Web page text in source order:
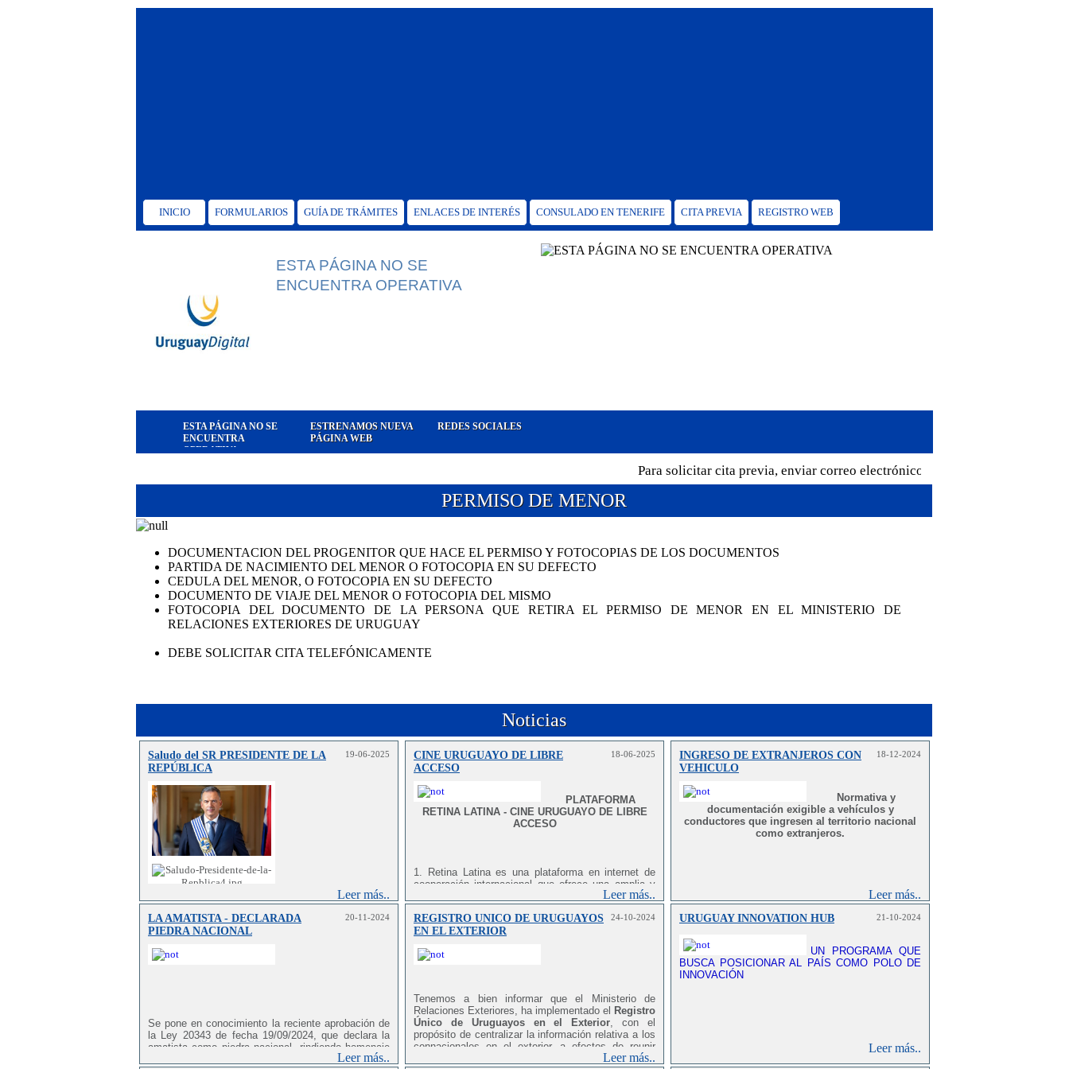
INICIO FORMULARIOS GUÍA DE TRÁMITES ENLACES DE INTERÉS CONSULADO EN TENERIFE CITA PREVIA REGISTRO WEB
ESTA PÁGINA NO SE
ENCUENTRA OPERATIVA
ESTA PÁGINA NO SE
ENCUENTRA
OPERATIVA
ESTRENAMOS NUEVA
PÁGINA WEB
REDES SOCIALES
Para solicitar cita previa, enviar correo electrónico a
PERMISO DE MENOR
DOCUMENTACION DEL PROGENITOR QUE HACE EL PERMISO Y FOTOCOPIAS DE LOS DOCUMENTOS
PARTIDA DE NACIMIENTO DEL MENOR O FOTOCOPIA EN SU DEFECTO
CEDULA DEL MENOR, O FOTOCOPIA EN SU DEFECTO
DOCUMENTO DE VIAJE DEL MENOR O FOTOCOPIA DEL MISMO
FOTOCOPIA DEL DOCUMENTO DE LA PERSONA QUE RETIRA EL PERMISO DE MENOR EN EL MINISTERIO DE
RELACIONES EXTERIORES DE URUGUAY
DEBE SOLICITAR CITA TELEFÓNICAMENTE
Noticias
Saludo del SR PRESIDENTE DE LA
REPÚBLICA
19-06-2025
Leer más..
CINE URUGUAYO DE LIBRE
ACCESO
18-06-2025
PLATAFORMA
RETINA LATINA - CINE URUGUAYO DE LIBRE
ACCESO
1. Retina Latina es una plataforma en internet de
cooperación internacional que ofrece una amplia y
diversa selección de películas latinoamericanas sin
registro y con acceso libre para los ciudadanos de
América Latina y el Caribe. Los usuarios pueden
explorarfake uhren
cultural y artística de la región.
2. La plataforma proporciona contenidos adicionales
como reseñas, entrevistas, artículos y pódcast que
profundizan en el mundo del cine latinoamericano.
Estos recursos están disponibles para todos los
usuarios que los visiten desde cualquier parte del
Leer más..
INGRESO DE EXTRANJEROS CON
VEHICULO
18-12-2024
Normativa y
documentación exigible a vehículos y
conductores que ingresen al territorio nacional
como extranjeros.
Leer más..
LA AMATISTA - DECLARADA
PIEDRA NACIONAL
20-11-2024
Se pone en conocimiento la reciente aprobación de
la Ley 20343 de fecha 19/09/2024, que declara la
amatista como piedra nacional, rindiendo homenaje
no sólo a la belleza de este tesoro geológico de
Leer más..
REGISTRO UNICO DE URUGUAYOS
EN EL EXTERIOR
24-10-2024
Tenemos a bien informar que el Ministerio de
Relaciones Exteriores, ha implementado el Registro
Único de Uruguayos en el Exterior, con el
propósito de centralizar la información relativa a los
connacionales en el exterior, a efectos de reunir
datos de importancia y poder comunicar información
Leer más..
URUGUAY INNOVATION HUB 21-10-2024
UN PROGRAMA QUE
BUSCA POSICIONAR AL PAÍS COMO POLO DE
INNOVACIÓN
Leer más..